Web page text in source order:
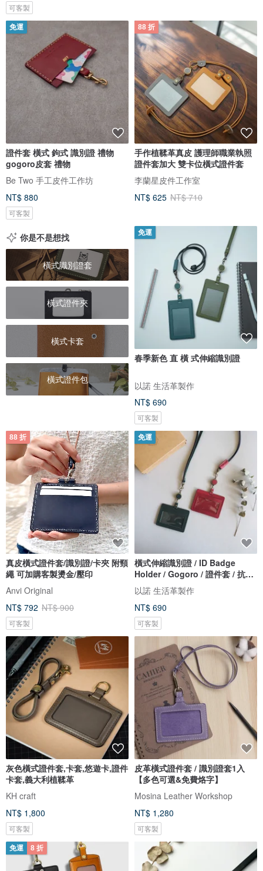
可客製
免運
證件套 橫式 鉤式 識別證 禮物
gogoro皮套 禮物
Be Two 手工皮件工作坊
NT$ 880
可客製
88 折
手作植鞣革真皮 護理師職業執照
證件套加大 雙卡位橫式證件套
李蘭星皮件工作室
NT$ 625 NT$ 710
你是不是想找
橫式識別證套
橫式證件夾
橫式卡套
橫式證件包
免運
春季新色 直 橫 式伸縮識別證
以諾 生活革製作
NT$ 690
可客製
88 折
真皮橫式證件套/識別證/卡夾 附頸
繩 可加購客製燙金/壓印
Anvi Original
NT$ 792 NT$ 900
可客製
免運
橫式伸縮識別證 / ID Badge
Holder / Gogoro / 證件套 / 抗干
擾
以諾 生活革製作
NT$ 690
可客製
灰色橫式證件套,卡套,悠遊卡,證件
卡套,義大利植鞣革
KH craft
NT$ 1,800
可客製
皮革橫式證件套 / 識別證套1入
【多色可選&免費烙字】
Mosina Leather Workshop
NT$ 1,280
可客製
免運 8 折